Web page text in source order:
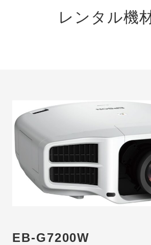
レンタル機
EB-G7200W